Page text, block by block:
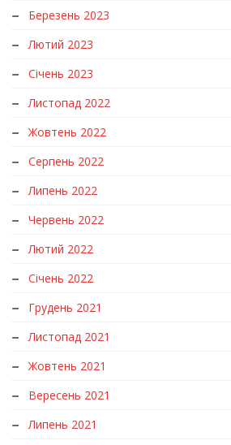
Березень 2023
Лютий 2023
Січень 2023
Листопад 2022
Жовтень 2022
Серпень 2022
Липень 2022
Червень 2022
Лютий 2022
Січень 2022
Грудень 2021
Листопад 2021
Жовтень 2021
Вересень 2021
Липень 2021